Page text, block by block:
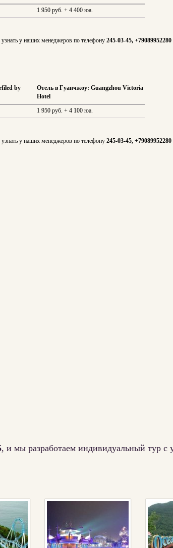
1 950 руб. + 4 400 юа.
у наших менеджеров по телефону 245-03-45, +79089952280
by
Отель в Гуанчжоу: Guangzhou Victoria
Hotel
1 950 руб. + 4 100 юа.
у наших менеджеров по телефону 245-03-45, +79089952280
, и мы разработаем индивидуальный тур